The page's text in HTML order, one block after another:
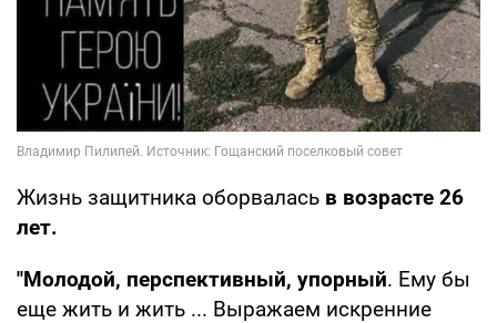
Жизнь защитника оборвалась в возрасте 26
лет.
"Молодой, перспективный, упорный. Ему бы
еще жить и жить ... Выражаем искренние